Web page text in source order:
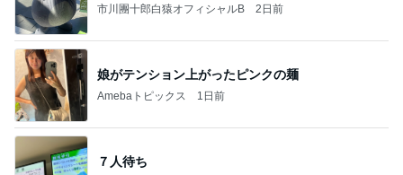
市川團十郎白猿オフィシャルB 2日前
娘がテンション上がったピンクの麺
Amebaトピックス 1日前
７人待ち